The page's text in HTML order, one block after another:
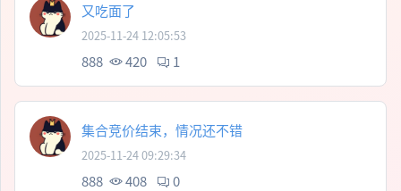
又吃面了
2025-11-24 12:05:53
888 420 1
集合竞价结束，情况还不错
2025-11-24 09:29:34
888 408 0